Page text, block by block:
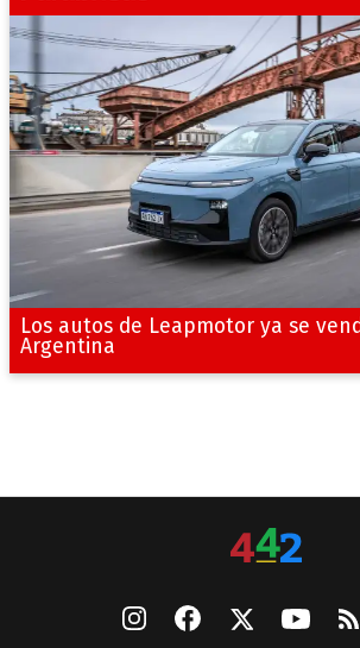
Los autos de Leapmotor ya se
Argentina